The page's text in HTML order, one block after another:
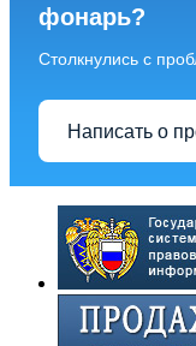
фонарь?
Столкнулись с
Написать о